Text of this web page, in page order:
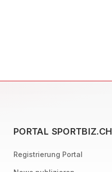
PORTAL SPORTBIZ.CH
Registrierung Portal